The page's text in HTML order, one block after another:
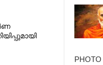
PHOTO